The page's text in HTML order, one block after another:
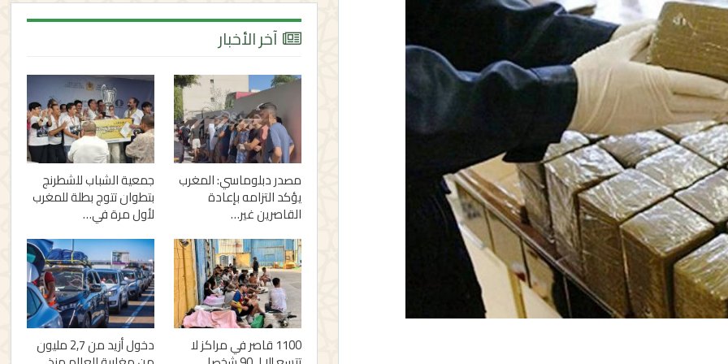
آخر الأخبار
مصدر دبلوماسي: المغرب
يؤكد التزامه بإعادة
القاصرين غير…
جمعية الشباب للشطرنج
بتطوان تتوج بطلة للمغرب
لأول مرة في…
1100 قاصر في مراكز لا دخول أزيد من 2,7 مليون